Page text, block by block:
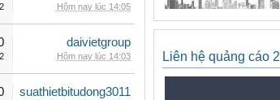
2 Hôm nay lúc 14:05
2
daivietgroup
Hôm nay lúc 14:03
suathietbitudong3011
Liên hệ quảng cáo 2